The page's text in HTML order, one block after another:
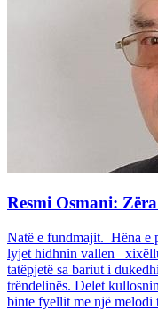
Resmi Osmani:
Natë e fundmajit. Hëna e
lyjet hidhnin vallen
tatëpjetë sa bariut i
trëndelinës. Delet
binte fyellit me një melodi